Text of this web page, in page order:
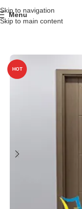
Skip to navigation
Skip to main content
Menu
Trang chủ» Sản phẩm
HOT